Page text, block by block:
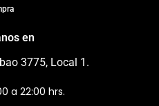
en
3775, Local 1.
a 22:00 hrs.